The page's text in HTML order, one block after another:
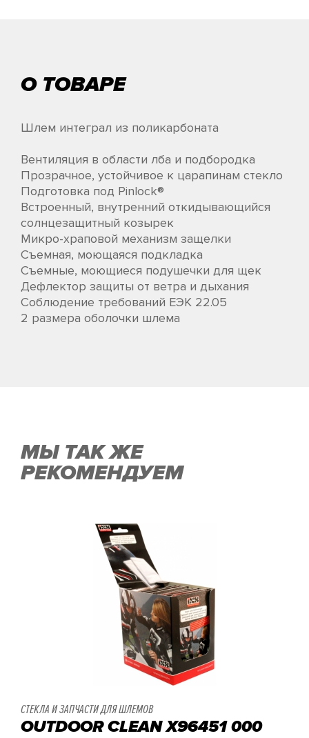
О ТОВАРЕ
Шлем интеграл из поликарбоната
Вентиляция в области лба и подбородка
Прозрачное, устойчивое к царапинам стекло
Подготовка под Pinlock®
Встроенный, внутренний откидывающийся
солнцезащитный козырек
Микро-храповой механизм защелки
Съемная, моющаяся подкладка
Съемные, моющиеся подушечки для щек
Дефлектор защиты от ветра и дыхания
Соблюдение требований ЕЭК 22.05
2 размера оболочки шлема
МЫ ТАК ЖЕ
РЕКОМЕНДУЕМ
СТЕКЛА И ЗАПЧАСТИ ДЛЯ ШЛЕМОВ
OUTDOOR CLEAN X96451 000